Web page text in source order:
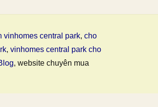
vinhomes central park, cho
, vinhomes central park cho
, website chuyên mua